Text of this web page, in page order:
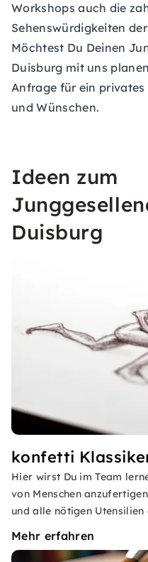
Workshops auch die
Sehenswürdigkeiten
Möchtest Du Deinen
Duisburg mit uns
Anfrage für ein privates
und Wünschen.
Ideen zum
Duisburg
konfetti
Hier wirst Du im Team
von Menschen
und alle nötigen Utensilien
Mehr erfahren